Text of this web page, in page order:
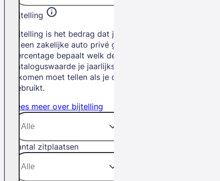
Bijtelling
Bijtelling is het bedrag dat je betaalt als
je een zakelijke auto privé gebruikt. Het
percentage bepaalt welk deel van de
cataloguswaarde je jaarlijks bij je
inkomen moet tellen als je de auto privé
gebruikt.
Lees meer over bijtelling
Aantal zitplaatsen